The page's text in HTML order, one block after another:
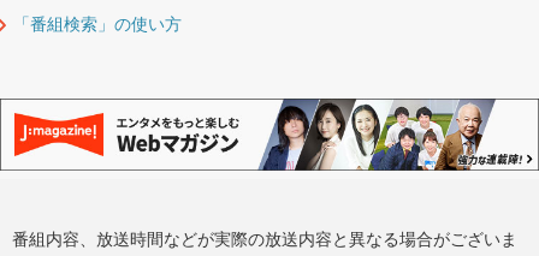
「番組検索」の使い方
番組内容、放送時間などが実際の放送内容と異なる場合がございま